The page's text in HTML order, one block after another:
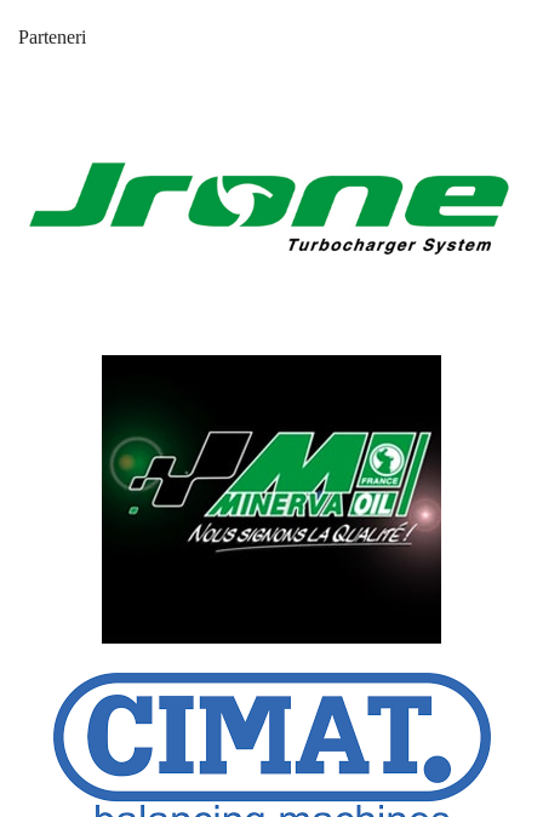
Parteneri